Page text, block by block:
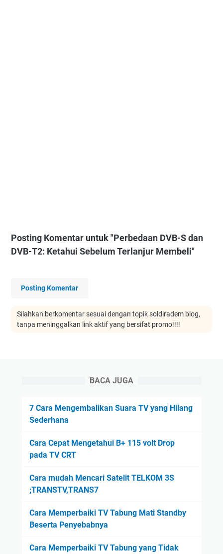
Posting Komentar untuk "Perbedaan DVB-S dan
DVB-T2: Ketahui Sebelum Terlanjur Membeli"
Posting Komentar
Silahkan berkomentar sesuai dengan topik soldiradem blog,
tanpa meninggalkan link aktif yang bersifat promo!!!!
BACA JUGA
7 Cara Mengembalikan Suara TV yang Hilang
Sederhana
Cara Cepat Mengetahui B+ 115 volt Drop
pada TV CRT
Cara mudah Mencari Satelit TELKOM 3S
;TRANSTV,TRANS7
Cara Memperbaiki TV Tabung Mati Standby
Beserta Penyebabnya
Cara Memperbaiki TV Tabung yang Tidak